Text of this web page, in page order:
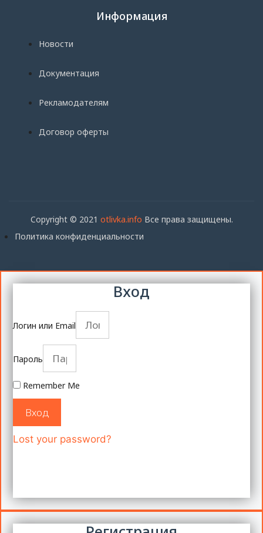
Информация
Новости
Документация
Рекламодателям
Договор оферты
Copyright © 2021 otlivka.info Все права защищены.
Политика конфиденциальности
Вход
Логин или Email
Пароль
Remember Me
Вход
Lost your password?